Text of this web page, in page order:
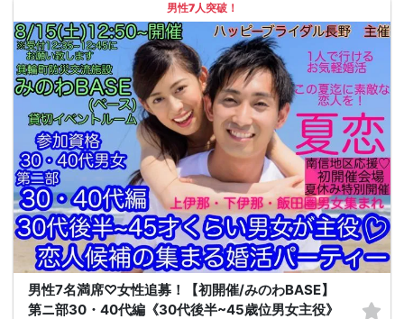
男性7人突破！
男性7名満席♡女性追募！【初開催/みのわBASE】
第ニ部30・40代編《30代後半~45歳位男女主役》